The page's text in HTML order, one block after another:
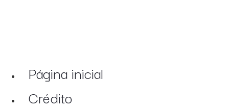
Página inicial
Crédito